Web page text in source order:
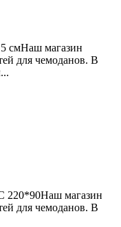
смНаш магазин
для чемоданов. В
220*90Наш магазин
для чемоданов. В